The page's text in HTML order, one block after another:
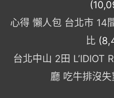
心得 懶人包 台北市 14
比
台北中山 2田 L’IDIOT
廳 吃牛排沒失